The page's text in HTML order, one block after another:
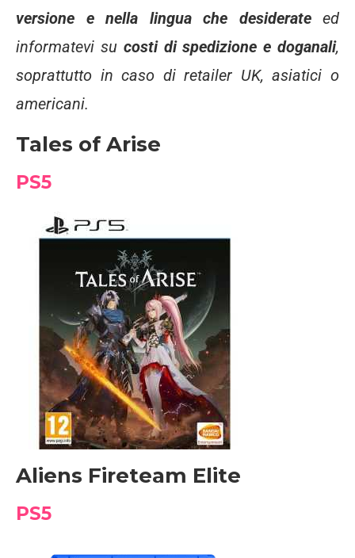
versione e nella lingua che desiderateed
informatevi su costi di spedizione e doganali,
soprattutto in caso di retailer UK, asiatici o
americani.
Tales of Arise
PS5
Aliens Fireteam Elite
PS5